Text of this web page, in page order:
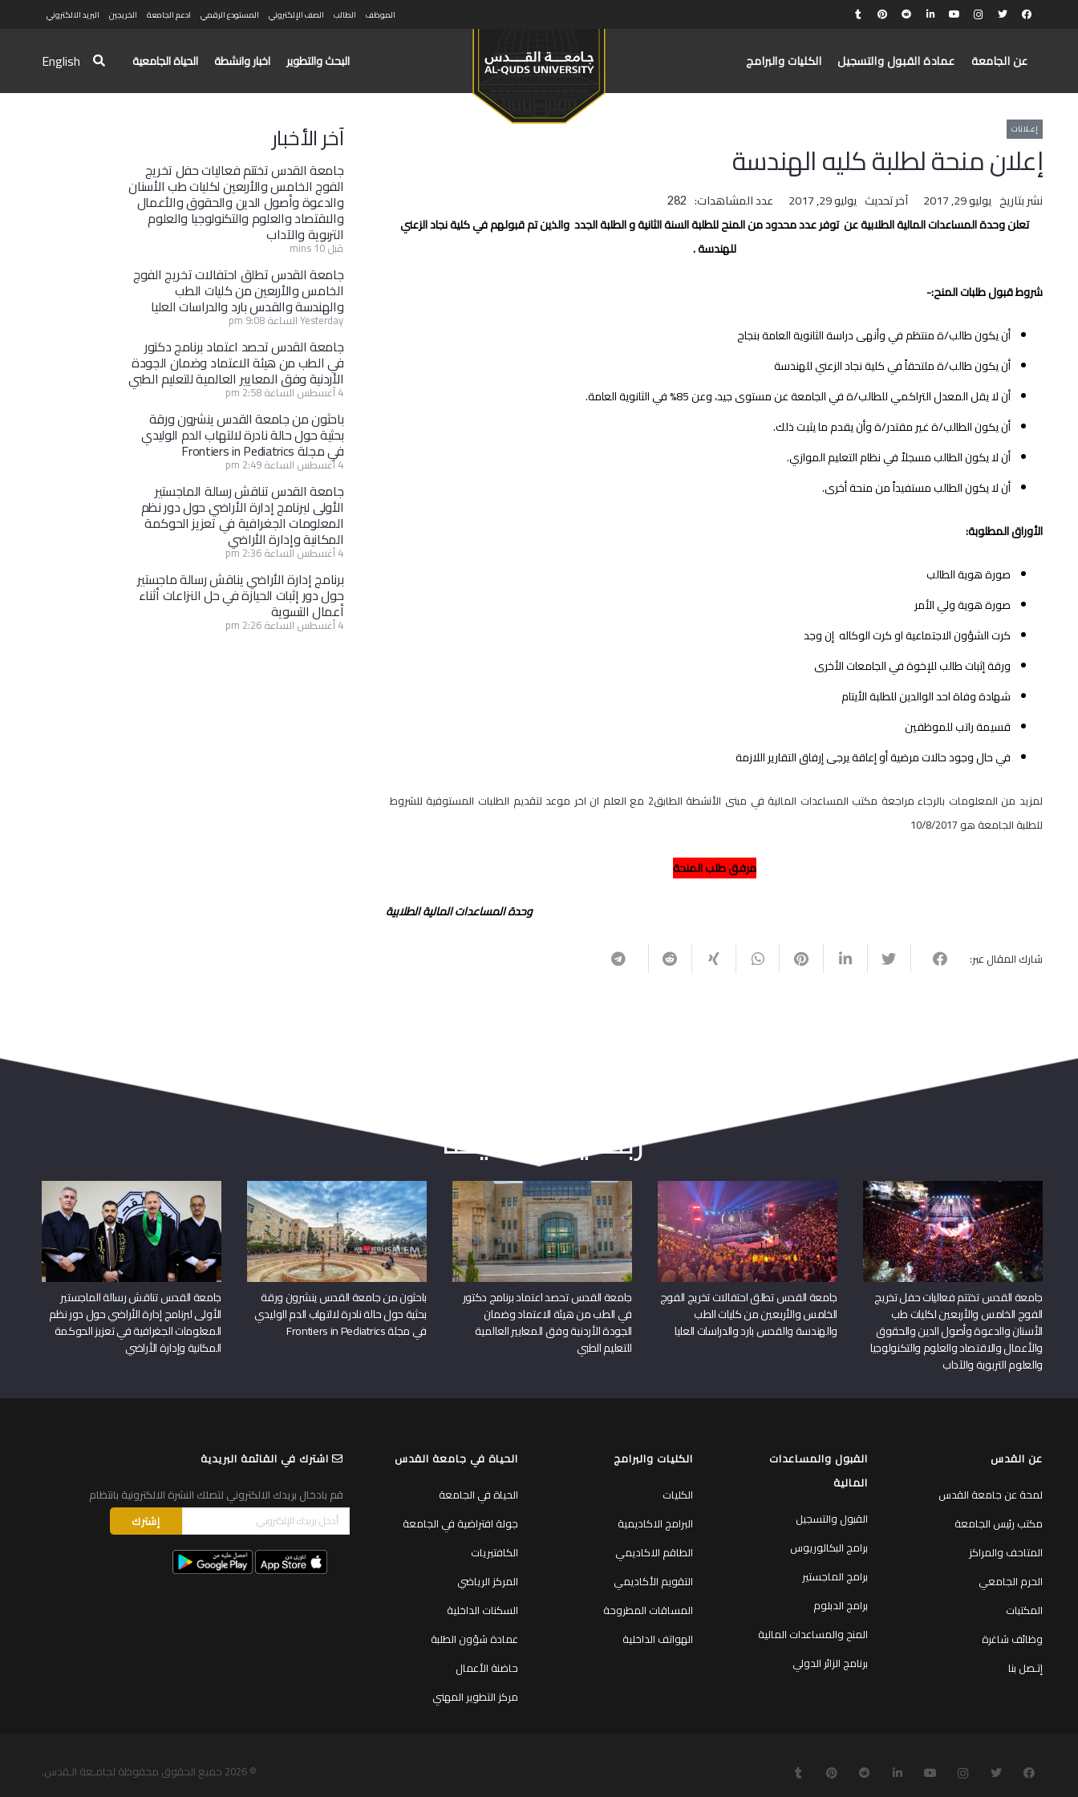
الموظف الطالب الصف الإلكتروني المستودع الرقمي ادعم الجامعة الخريجين البريد الالكتروني
عن الجامعة عمادة القبول والتسجيل الكليات والبرامج البحث والتطوير اخبار وانشطة الحياة الجامعية English
إعـلانات
إعلان منحة لطلبة كليه الهندسة
نشر بتاريخ يوليو 29, 2017 آخر تحديث يوليو 29, 2017 عدد المشاهدات: 282
تعلن وحدة المساعدات المالية الطلابية عن توفر عدد محدود من المنح للطلبة السنة الثانية و الطلبة الجدد والذين تم قبولهم في كلية نجاد الزعني
للهندسة .
شروط قبول طلبات المنح:-
أن يكون طالب/ة منتظم في وأنهى دراسة الثانوية العامة بنجاح
أن يكون طالب/ة ملتحقاً في كلية نجاد الزعني للهندسة
أن لا يقل المعدل التراكمي للطالب/ة في الجامعة عن مستوى جيد، وعن 85% في الثانوية العامة.
أن يكون الطالب/ة غير مقتدر/ة وأن يقدم ما يثبت ذلك.
أن لا يكون الطالب مسجلاً في نظام التعليم الموازي.
أن لا يكون الطالب مستفيداً من منحة أخرى.
الأوراق المطلوبة:
صورة هوية الطالب
صورة هوية ولي الأمر
كرت الشؤون الاجتماعية او كرت الوكاله إن وجد
ورقة إثبات طالب للإخوة في الجامعات الأخرى
شهادة وفاة احد الوالدين للطلبة الأيتام
قسيمة راتب للموظفين
في حال وجود حالات مرضية أو إعاقة يرجى إرفاق التقارير اللازمة
لمزيد من المعلومات بالرجاء مراجعة مكتب المساعدات المالية في مبنى الأنشطة الطابق2 مع العلم ان اخر موعد لتقديم الطلبات المستوفية للشروط
للطلبة الجامعة هو 10/8/2017
مرفق طلب المنحة
وحدة المساعدات المالية الطلابية
شارك المقال عبر:
آخر الأخبار
جامعة القدس تختتم فعاليات حفل تخريج
الفوج الخامس والأربعين لكليات طب الأسنان
والدعوة وأصول الدين والحقوق والأعمال
والاقتصاد والعلوم والتكنولوجيا والعلوم
التربوية والآداب
قبل 10 mins
جامعة القدس تطلق احتفالات تخريج الفوج
الخامس والأربعين من كليات الطب
والهندسة والقدس بارد والدراسات العليا
Yesterday الساعة 9:08 pm
جامعة القدس تحصد اعتماد برنامج دكتور
في الطب من هيئة الاعتماد وضمان الجودة
الأردنية وفق المعايير العالمية للتعليم الطبي
4 أغسطس الساعة 2:58 pm
باحثون من جامعة القدس ينشرون ورقة
بحثية حول حالة نادرة لالتهاب الدم الوليدي
في مجلة Frontiers in Pediatrics
4 أغسطس الساعة 2:49 pm
جامعة القدس تناقش رسالة الماجستير
الأولى لبرنامج إدارة الأراضي حول دور نظم
المعلومات الجغرافية في تعزيز الحوكمة
المكانية وإدارة الأراضي
4 أغسطس الساعة 2:36 pm
برنامج إدارة الأراضي يناقش رسالة ماجستير
حول دور إثبات الحيازة في حل النزاعات أثناء
أعمال التسوية
4 أغسطس الساعة 2:26 pm
ربما يعجبك أيضا
جامعة القدس تختتم فعاليات حفل تخريج
الفوج الخامس والأربعين لكليات طب
الأسنان والدعوة وأصول الدين والحقوق
والأعمال والاقتصاد والعلوم والتكنولوجيا
والعلوم التربوية والآداب
جامعة القدس تطلق احتفالات تخريج الفوج
الخامس والأربعين من كليات الطب
والهندسة والقدس بارد والدراسات العليا
جامعة القدس تحصد اعتماد برنامج دكتور
في الطب من هيئة الاعتماد وضمان
الجودة الأردنية وفق المعايير العالمية
للتعليم الطبي
باحثون من جامعة القدس ينشرون ورقة
بحثية حول حالة نادرة لالتهاب الدم الوليدي
في مجلة Frontiers in Pediatrics
جامعة القدس تناقش رسالة الماجستير
الأولى لبرنامج إدارة الأراضي حول دور نظم
المعلومات الجغرافية في تعزيز الحوكمة
المكانية وإدارة الأراضي
عن القدس
لمحة عن جامعة القدس
مكتب رئيس الجامعة
المتاحف والمراكز
الحرم الجامعي
المكتبات
وظائف شاغرة
إتـصل بنا
القبول والمساعدات
المالية
القبول والتسجيل
برامج البكالوريوس
برامج الماجستير
برامج الدبلوم
المنح والمساعدات المالية
برنامج الزائر الدولي
الكليات والبرامج
الكليات
البرامج الاكاديمية
الطاقم الاكاديمي
التقويم الأكاديمي
المساقات المطروحة
الهواتف الداخلية
الحياة في جامعة القدس
الحياة في الجامعة
جولة افتراضية في الجامعة
الكافتيريات
المركز الرياضي
السكنات الداخلية
عمادة شؤون الطلبة
حاضنة الأعمال
مركز التطوير المهني
اشترك في القائمة البريدية
قم بادخال بريدك الالكتروني لتصلك النشرة الالكترونية بانتظام
© 2026 جميع الحقوق محفوظة لجامـعة الـقدس.